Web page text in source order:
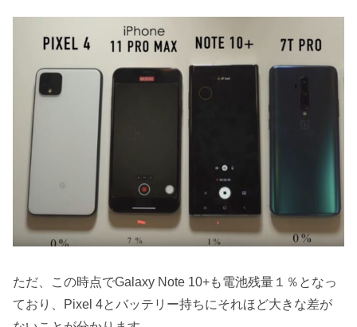
ただ、この時点でGalaxy Note 10+も電池残量１％となっ
ており、Pixel 4とバッテリー持ちにそれほど大きな差が